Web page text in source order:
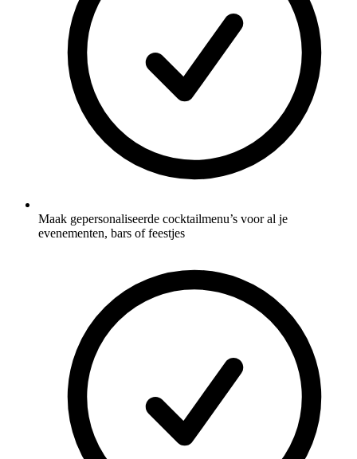
Maak gepersonaliseerde cocktailmenu’s voor al je
evenementen, bars of feestjes